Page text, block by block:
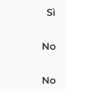
Sì
No
No